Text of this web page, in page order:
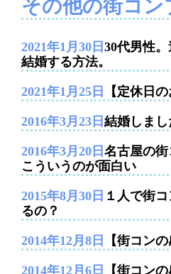
その他の街コン
2021年1月30日 30代男性
結婚する方法。
2021年1月25日 【定休日
2016年3月23日 結婚しま
2016年3月20日 名古屋の
こういうのが面白い
2015年8月30日 １人で街
るの？
2014年12月8日 【街コン
2014年12月6日
【街コン